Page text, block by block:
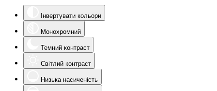
Інвертувати кольори
Монохромний
Темний контраст
Світлий контраст
Низька насиченість